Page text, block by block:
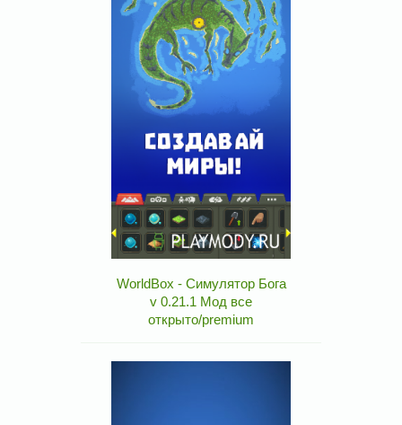
WorldBox - Симулятор Бога
v 0.21.1 Мод все
открыто/premium